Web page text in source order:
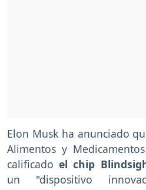
Elon Musk ha anunciado
Alimentos y
calificadoel chip
un "dispositivo